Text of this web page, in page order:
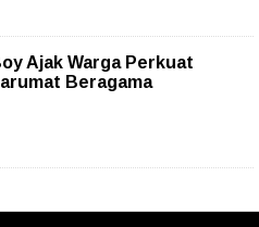
Ajak Warga Perkuat
Beragama